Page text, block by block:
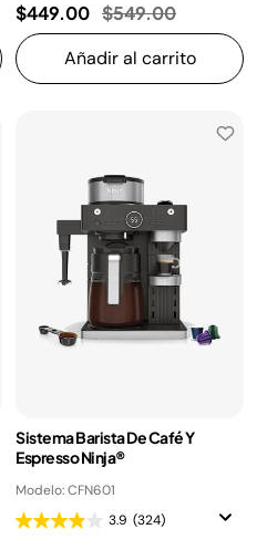
$449.00 Precio reducido
$549.00a
Añadir al carrito
Sistema Barista De Café Y
Espresso Ninja®
Modelo: CFN601
3.9 (324)